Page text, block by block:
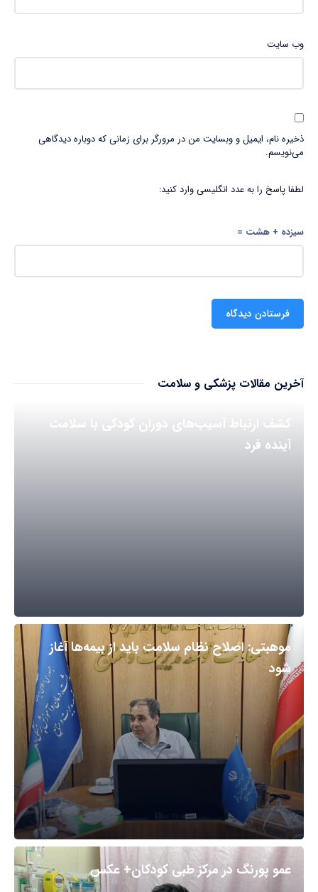
وب‌ سایت
ذخیره نام، ایمیل و وبسایت من در مرورگر برای زمانی که دوباره دیدگاهی
می‌نویسم.
لطفا پاسخ را به عدد انگلیسی وارد کنید:
سیزده + هشت =
آخرین مقالات پزشکی و سلامت
کشف ارتباط آسیب‌های دوران کودکی با سلامت
آینده فرد
موهبتی: اصلاح نظام سلامت باید از بیمه‌ها آغاز
شود
عمو پورنگ در مرکز طبی کودکان+ عکس